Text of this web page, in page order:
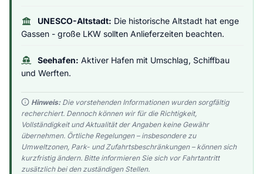
UNESCO-Altstadt: Die historische Altstadt hat enge
Gassen - große LKW sollten Anlieferzeiten beachten.
Seehafen: Aktiver Hafen mit Umschlag, Schiffbau
und Werften.
Hinweis:Die vorstehenden Informationen wurden sorgfältig
recherchiert. Dennoch können wir für die Richtigkeit,
Vollständigkeit und Aktualität der Angaben keine Gewähr
übernehmen. Örtliche Regelungen – insbesondere zu
Umweltzonen, Park- und Zufahrtsbeschränkungen – können sich
kurzfristig ändern. Bitte informieren Sie sich vor Fahrtantritt
zusätzlich bei den zuständigen Stellen.